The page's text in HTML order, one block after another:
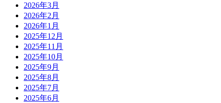
2026年3月
2026年2月
2026年1月
2025年12月
2025年11月
2025年10月
2025年9月
2025年8月
2025年7月
2025年6月